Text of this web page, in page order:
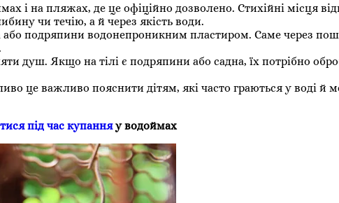
і на пляжах, де це офіційно дозволено. Стихійні місця
чи течію, а й через якість води.
або подряпини водонепроникним пластиром. Саме через
душ. Якщо на тілі є подряпини або садна, їх потрібно
це важливо пояснити дітям, які часто граються у воді й
під час купанняу водоймах